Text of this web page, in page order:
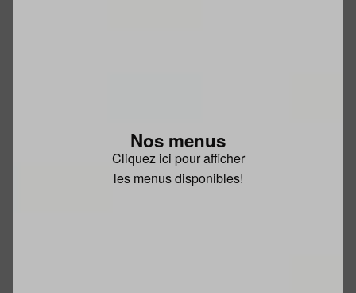
Nos menus
Cliquez ici pour afficher
les menus disponibles!